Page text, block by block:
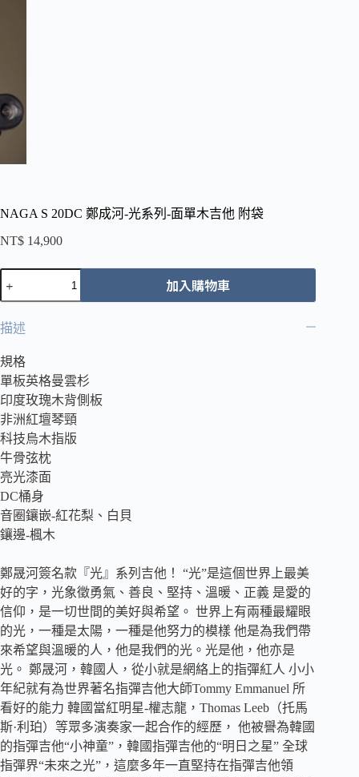
NAGA S 20DC 鄭成河-光系列-面單木吉他 附袋
NT$ 14,900
NAGA
20DC
鄭
成
河-
光
系
列-
面
單
木
吉
他
附
袋
數
加入購物車
描述
規格
單板英格曼雲杉
印度玫瑰木背側板
非洲紅壇琴頸
科技烏木指版
牛骨弦枕
亮光漆面
DC桶身
音圈鑲嵌-紅花梨、白貝
鑲邊-楓木
鄭晟河簽名款『光』系列吉他！ “光”是這個世界上最美
好的字，光象徵勇氣、善良、堅持、溫暖、正義 是愛的
信仰，是一切世間的美好與希望。 世界上有兩種最耀眼
的光，一種是太陽，一種是他努力的模樣 他是為我們帶
來希望與溫暖的人，他是我們的光。光是他，他亦是
光。 鄭晟河，韓國人，從小就是網絡上的指彈紅人 小小
年紀就有為世界著名指彈吉他大師Tommy Emmanuel 所
看好的能力 韓國當紅明星-權志龍，Thomas Leeb（托馬
斯·利珀）等眾多演奏家一起合作的經歷， 他被譽為韓國
的指彈吉他“小神童”，韓國指彈吉他的“明日之星” 全球
指彈界“未來之光”，這麼多年一直堅持在指彈吉他領